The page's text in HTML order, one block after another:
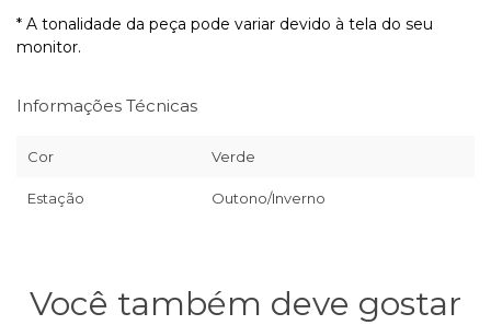
* A tonalidade da peça pode variar devido à tela do seu
monitor.
Informações Técnicas
Cor Verde
Estação Outono/Inverno
Você também deve gostar